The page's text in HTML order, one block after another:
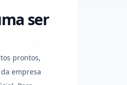
ser
prontos,
empresa